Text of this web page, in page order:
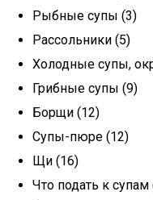
Рыбные супы (3)
Рассольники (5)
Холодные супы,
Грибные супы (9)
Борщи (12)
Супы-пюре (12)
Щи (16)
Что подать к супам